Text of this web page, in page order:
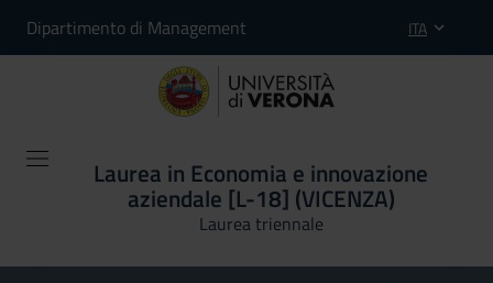
Dipartimento di Management ITA
Laurea in Economia e innovazione
aziendale [L-18] (VICENZA)
Laurea triennale